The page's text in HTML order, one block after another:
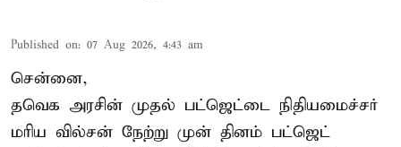
Published on: 07 Aug 2026, 4:43 am
சென்னை,
தவெக அரசின் முதல் பட்ஜெட்டை நிதியமைச்சர்
மரிய வில்சன் நேற்று முன் தினம் பட்ஜெட்